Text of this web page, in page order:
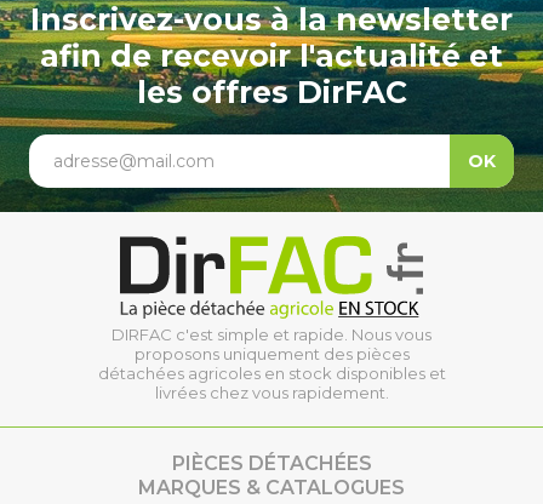
Inscrivez-vous à la newsletter
afin de recevoir l'actualité et
les offres DirFAC
adresse@mail.com OK
DIRFAC c'est simple et rapide. Nous vous
proposons uniquement des pièces
détachées agricoles en stock disponibles et
livrées chez vous rapidement.
PIÈCES DÉTACHÉES
MARQUES & CATALOGUES